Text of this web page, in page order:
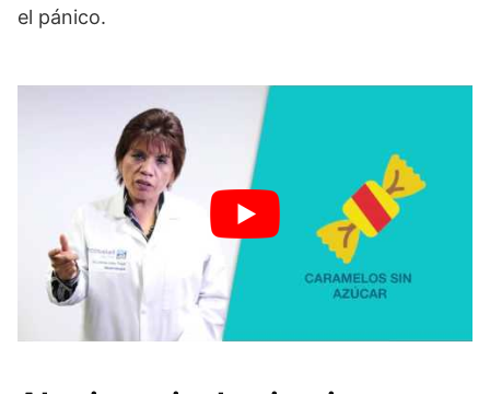
el pánico.